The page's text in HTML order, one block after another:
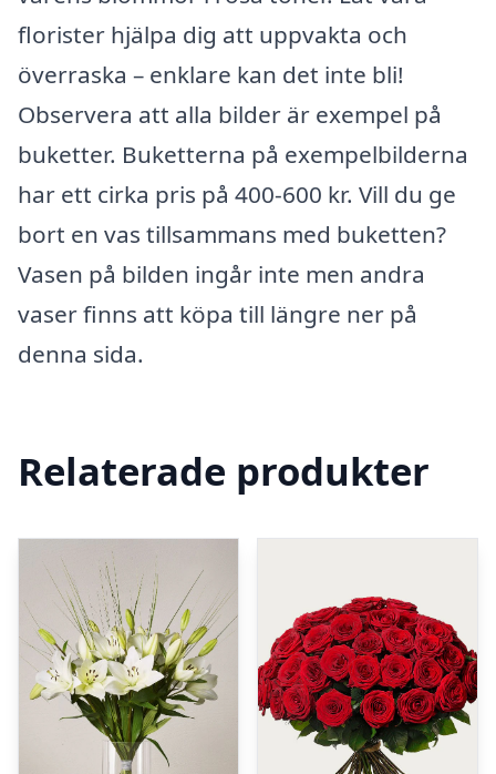
florister hjälpa dig att uppvakta och
överraska – enklare kan det inte bli!
Observera att alla bilder är exempel på
buketter. Buketterna på exempelbilderna
har ett cirka pris på 400-600 kr. Vill du ge
bort en vas tillsammans med buketten?
Vasen på bilden ingår inte men andra
vaser finns att köpa till längre ner på
denna sida.
Relaterade produkter